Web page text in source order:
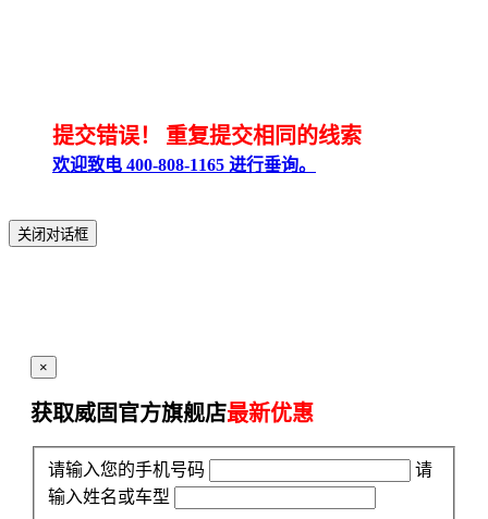
提交错误！ 重复提交相同的线索
欢迎致电 400-808-1165 进行垂询。
关闭对话框
×
获取威固官方旗舰店最新优惠
请输入您的手机号码
请
输入姓名或车型